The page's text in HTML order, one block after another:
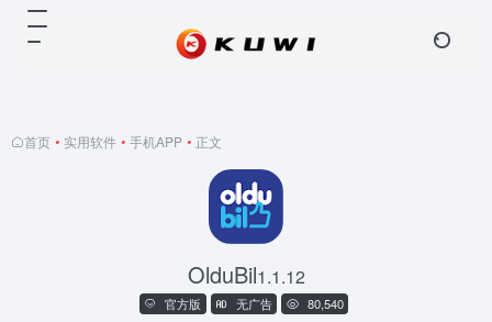
首页 • 实用软件 • 手机APP • 正文
OlduBil1.1.12
官方版 无广告 80,540